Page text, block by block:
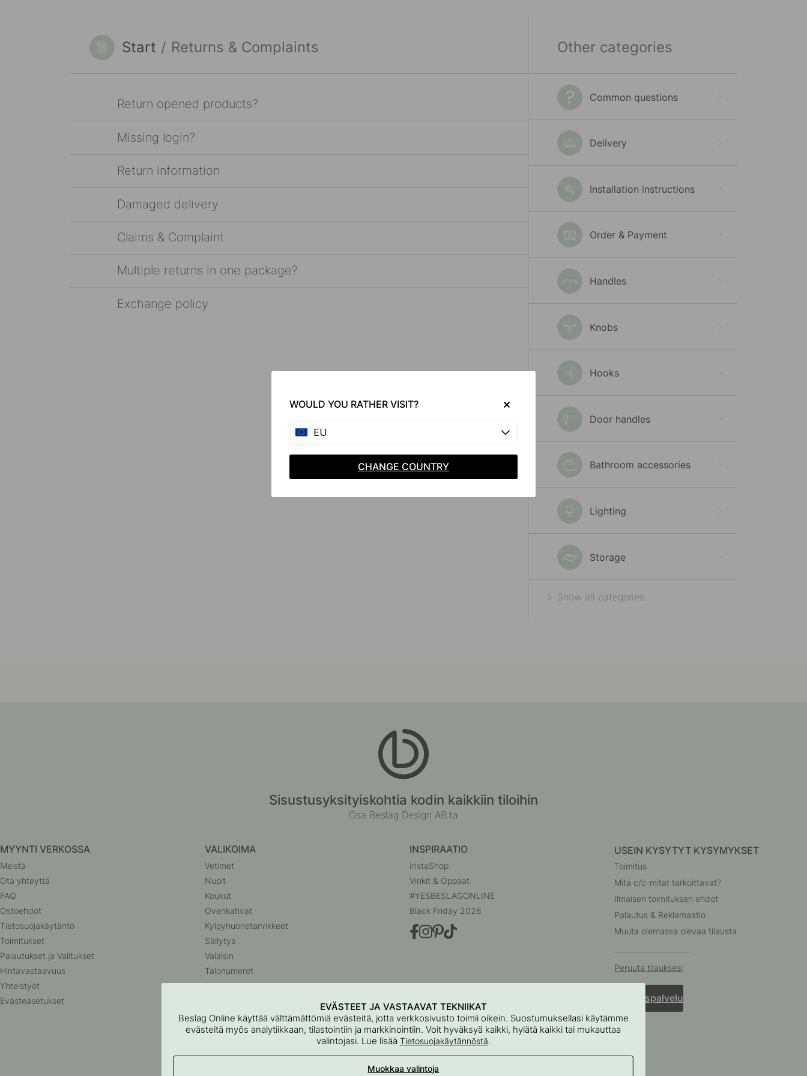
WOULD YOU RATHER VISIT?
EU
CHANGE COUNTRY
Sisustusyksityiskohtia kodin kaikkiin tiloihin
Osa Beslag Design AB:ta
MYYNTI VERKOSSA
Meistä
Ota yhteyttä
FAQ
Ostoehdot
Tietosuojakäytäntö
Toimitukset
Palautukset ja Valitukset
Hintavastaavuus
Yhteistyöt
Evästeasetukset
VALIKOIMA
Vetimet
Nupit
Koukut
Ovenkahvat
Kylpyhuonetarvikkeet
Säilytys
Valaisin
Talonumerot
Outlet
INSPIRAATIO
InstaShop
Vinkit & Oppaat
#YESBESLAGONLINE
Black Friday 2026
USEIN KYSYTYT KYSYMYKSET
Toimitus
Mitä c/c-mitat tarkoittavat?
Ilmaisen toimituksen ehdot
Palautus & Reklamaatio
Muuta olemassa olevaa tilausta
Peruuta tilauksesi
Asiakaspalvelu
Beslag Online, Inre Kustvägen 32, 269 43 Båstad, Ruotsi
EVÄSTEET JA VASTAAVAT TEKNIIKAT
Beslag Online käyttää välttämättömiä evästeitä, jotta verkkosivusto toimii oikein. Suostumuksellasi käytämme
evästeitä myös analytiikkaan, tilastointiin ja markkinointiin. Voit hyväksyä kaikki, hylätä kaikki tai mukauttaa
valintojasi. Lue lisää Tietosuojakäytännöstä.
Muokkaa valintoja